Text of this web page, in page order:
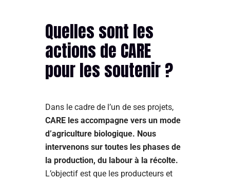
Quelles sont les
actions de CARE
pour les soutenir ?
Dans le cadre de l’un de ses projets,
CARE les accompagne vers un mode
d’agriculture biologique. Nous
intervenons sur toutes les phases de
la production, du labour à la récolte.
L’objectif est que les producteurs et